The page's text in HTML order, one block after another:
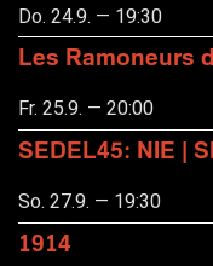
Do. 24.9. — 19:30
Les Ramoneurs
Fr. 25.9. — 20:00
SEDEL45: NIE |
So. 27.9. — 19:30
1914